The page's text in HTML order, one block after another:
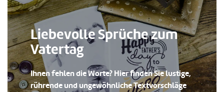
Liebevolle Sprüche zum
Vatertag
Ihnen fehlen die Worte? Hier finden Sie lustige,
rührende und ungewöhnliche Textvorschläge